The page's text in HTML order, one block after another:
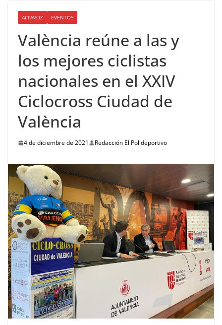
ALTAVOZ EVENTOS
València reúne a las y
los mejores ciclistas
nacionales en el XXIV
Ciclocross Ciudad de
València
4 de diciembre de 2021 Redacción El Polideportivo